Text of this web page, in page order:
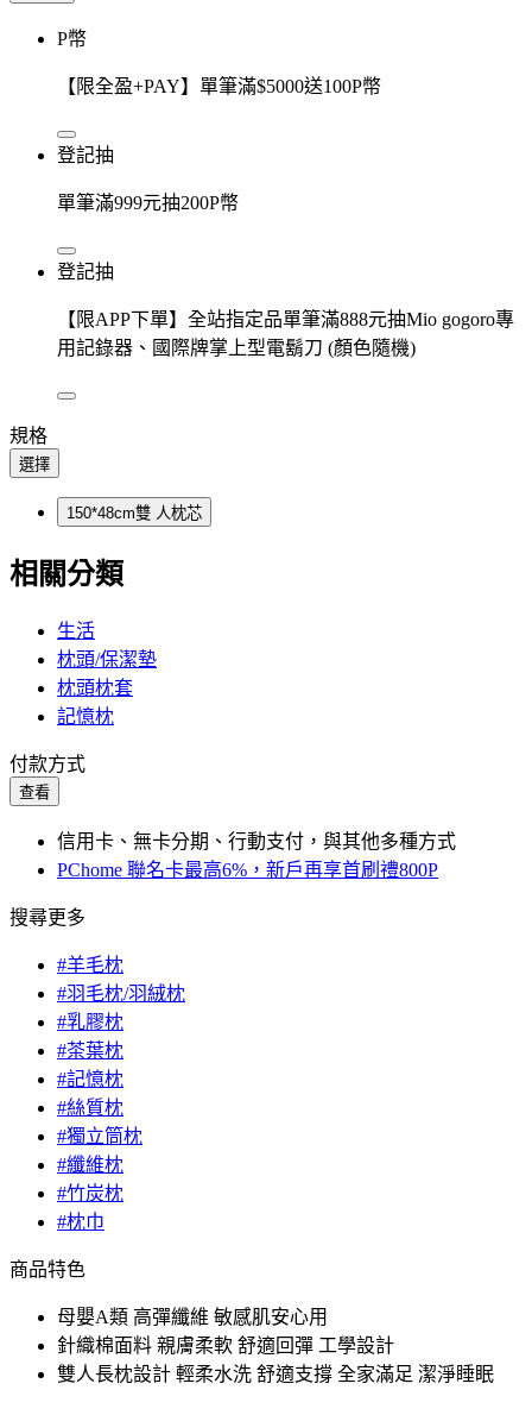
P幣
【限全盈+PAY】單筆滿$5000送100P幣
登記抽
單筆滿999元抽200P幣
登記抽
【限APP下單】全站指定品單筆滿888元抽Mio gogoro專
用記錄器、國際牌掌上型電鬍刀 (顏色隨機)
規格
選擇
150*48cm雙 人枕芯
相關分類
生活
枕頭/保潔墊
枕頭枕套
記憶枕
付款方式
查看
信用卡、無卡分期、行動支付，與其他多種方式
PChome 聯名卡最高6%，新戶再享首刷禮800P
搜尋更多
#羊毛枕
#羽毛枕/羽絨枕
#乳膠枕
#茶葉枕
#記憶枕
#絲質枕
#獨立筒枕
#纖維枕
#竹炭枕
#枕巾
商品特色
母嬰A類 高彈纖維 敏感肌安心用
針織棉面料 親膚柔軟 舒適回彈 工學設計
雙人長枕設計 輕柔水洗 舒適支撐 全家滿足 潔淨睡眠